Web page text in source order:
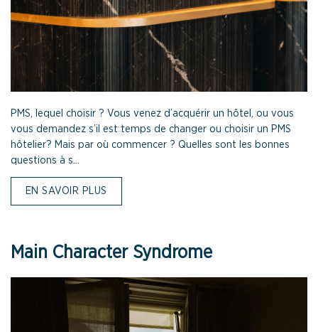
PMS, lequel choisir ? Vous venez d’acquérir un hôtel, ou vous
vous demandez s’il est temps de changer ou choisir un PMS
hôtelier? Mais par où commencer ? Quelles sont les bonnes
questions à s...
EN SAVOIR PLUS
Main Character Syndrome